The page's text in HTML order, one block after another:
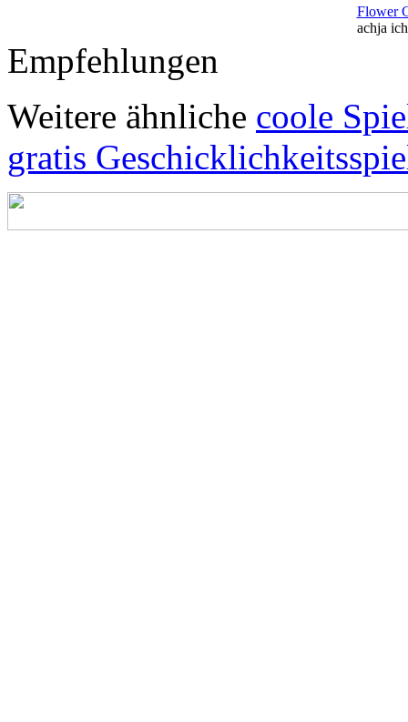
Flower
achja
Empfehlungen
Weitere ähnliche coole
gratis